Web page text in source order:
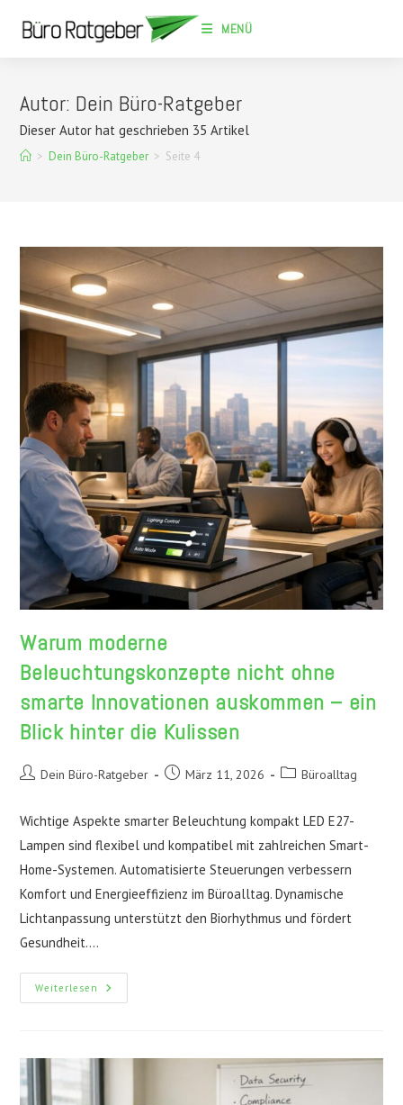
Inhalt
MENÜ
Autor: Dein Büro-Ratgeber
Dieser Autor hat geschrieben 35 Artikel
> Dein Büro-Ratgeber > Seite 4
Warum moderne
Beleuchtungskonzepte nicht ohne
smarte Innovationen auskommen – ein
Blick hinter die Kulissen
Beitrags-Dein Büro-Ratgeber
BeitragMärz 11, 2026
Beitrags-
Büroalltag
Wichtige Aspekte smarter Beleuchtung kompakt LED E27-
Lampen sind flexibel und kompatibel mit zahlreichen Smart-
Home-Systemen. Automatisierte Steuerungen verbessern
Komfort und Energieeffizienz im Büroalltag. Dynamische
Lichtanpassung unterstützt den Biorhythmus und fördert
Gesundheit.…
Weiterlesen Warum
Moderne
Innovationen